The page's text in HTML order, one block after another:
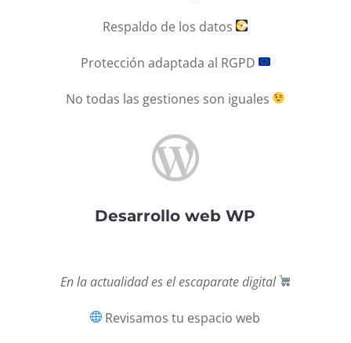
Respaldo de los datos
Protección adaptada al RGPD
No todas las gestiones son iguales

Desarrollo web WP
En la actualidad es el escaparatedigital
Revisamos tu espacio web